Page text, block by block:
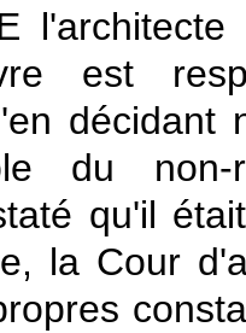
est
décidant
du
qu'il
la Cour